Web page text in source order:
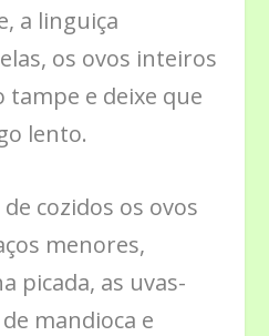
a linguiça
os ovos inteiros
tampe e deixe que
lento.
cozidos os ovos
menores,
picada, as uvas-
mandioca e